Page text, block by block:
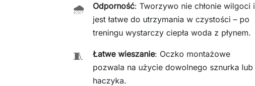
🌧️ Odporność: Tworzywo nie chłonie wilgoci i
jest łatwe do utrzymania w czystości – po
treningu wystarczy ciepła woda z płynem.
🧵 Łatwe wieszanie: Oczko montażowe
pozwala na użycie dowolnego sznurka lub
haczyka.